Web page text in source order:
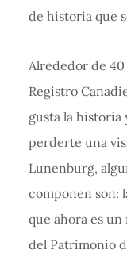
de historia que
Alrededor de
Registro
gusta la
perderte una
Lunenburg,
componen son:
que ahora es
del Patrimonio